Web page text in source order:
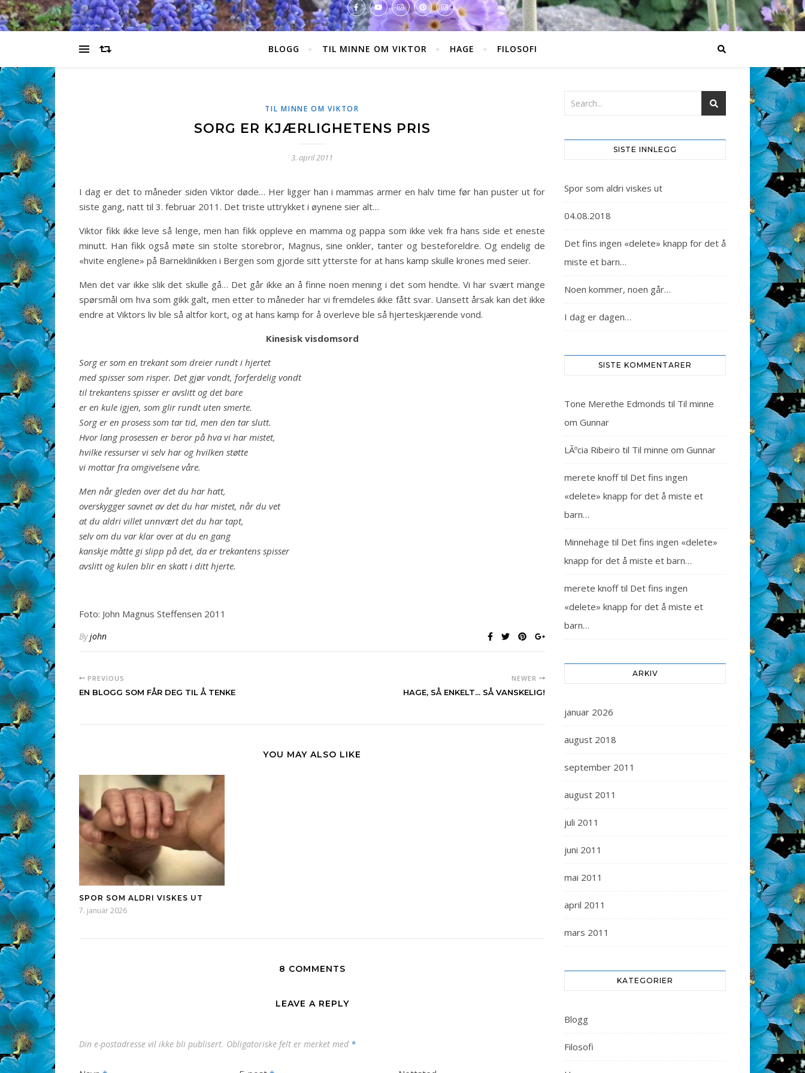
BLOGG TIL MINNE OM VIKTOR HAGE FILOSOFI
TIL MINNE OM VIKTOR
SORG ER KJÆRLIGHETENS PRIS
3. april 2011
I dag er det to måneder siden Viktor døde… Her ligger han i mammas armer en halv time før han puster ut for
siste gang, natt til 3. februar 2011. Det triste uttrykket i øynene sier alt…
Viktor fikk ikke leve så lenge, men han fikk oppleve en mamma og pappa som ikke vek fra hans side et eneste
minutt. Han fikk også møte sin stolte storebror, Magnus, sine onkler, tanter og besteforeldre. Og endelig de
«hvite englene» på Barneklinikken i Bergen som gjorde sitt ytterste for at hans kamp skulle krones med seier.
Men det var ikke slik det skulle gå… Det går ikke an å finne noen mening i det som hendte. Vi har svært mange
spørsmål om hva som gikk galt, men etter to måneder har vi fremdeles ikke fått svar. Uansett årsak kan det ikke
endre at Viktors liv ble så altfor kort, og at hans kamp for å overleve ble så hjerteskjærende vond.
Kinesisk visdomsord
Sorg er som en trekant som dreier rundt i hjertet
med spisser som risper. Det gjør vondt, forferdelig vondt
til trekantens spisser er avslitt og det bare
er en kule igjen, som glir rundt uten smerte.
Sorg er en prosess som tar tid, men den tar slutt.
Hvor lang prosessen er beror på hva vi har mistet,
hvilke ressurser vi selv har og hvilken støtte
vi mottar fra omgivelsene våre.
Men når gleden over det du har hatt,
overskygger savnet av det du har mistet, når du vet
at du aldri villet unnvært det du har tapt,
selv om du var klar over at du en gang
kanskje måtte gi slipp på det, da er trekantens spisser
avslitt og kulen blir en skatt i ditt hjerte.
Foto: John Magnus Steffensen 2011
Byjohn
PREVIOUS
EN BLOGG SOM FÅR DEG TIL Å TENKE
NEWER
HAGE, SÅ ENKELT... SÅ VANSKELIG!
YOU MAY ALSO LIKE
SPOR SOM ALDRI VISKES UT
7. januar 2026
8 COMMENTS
LEAVE A REPLY
Din e-postadresse vil ikke bli publisert. Obligatoriske felt er merket med *
SISTE INNLEGG
Spor som aldri viskes ut
04.08.2018
Det fins ingen «delete» knapp for det å
miste et barn…
Noen kommer, noen går…
I dag er dagen…
SISTE KOMMENTARER
Tone Merethe Edmonds til Til minne
om Gunnar
LÃºcia Ribeiro til Til minne om Gunnar
merete knofftil Det fins ingen
«delete» knapp for det å miste et
barn…
Minnehage til Det fins ingen «delete»
knapp for det å miste et barn…
merete knofftil Det fins ingen
«delete» knapp for det å miste et
barn…
ARKIV
januar 2026
august 2018
september 2011
august 2011
juli 2011
juni 2011
mai 2011
april 2011
mars 2011
KATEGORIER
Blogg
Filosofi